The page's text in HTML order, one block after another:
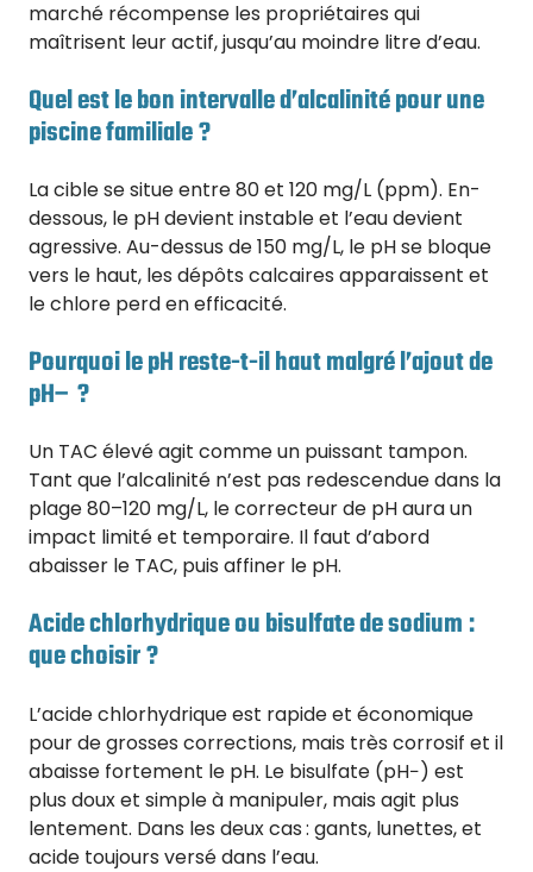
marché récompense les propriétaires qui
maîtrisent leur actif, jusqu’au moindre litre d’eau.
Quel est le bon intervalle d’alcalinité pour une
piscine familiale ?
La cible se situe entre 80 et 120 mg/L (ppm). En-
dessous, le pH devient instable et l’eau devient
agressive. Au-dessus de 150 mg/L, le pH se bloque
vers le haut, les dépôts calcaires apparaissent et
le chlore perd en efficacité.
Pourquoi le pH reste-t-il haut malgré l’ajout de
pH− ?
Un TAC élevé agit comme un puissant tampon.
Tant que l’alcalinité n’est pas redescendue dans la
plage 80–120 mg/L, le correcteur de pH aura un
impact limité et temporaire. Il faut d’abord
abaisser le TAC, puis affiner le pH.
Acide chlorhydrique ou bisulfate de sodium :
que choisir ?
L’acide chlorhydrique est rapide et économique
pour de grosses corrections, mais très corrosif et il
abaisse fortement le pH. Le bisulfate (pH−) est
plus doux et simple à manipuler, mais agit plus
lentement. Dans les deux cas : gants, lunettes, et
acide toujours versé dans l’eau.